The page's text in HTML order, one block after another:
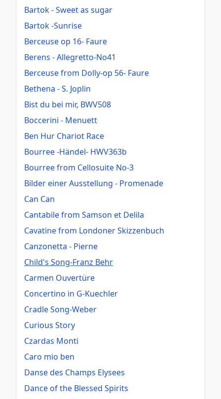
Bartok - Sweet as sugar
Bartok -Sunrise
Berceuse op 16- Faure
Berens - Allegretto-No41
Berceuse from Dolly-op 56- Faure
Bethena - S. Joplin
Bist du bei mir, BWV508
Boccerini - Menuett
Ben Hur Chariot Race
Bourree -Händel- HWV363b
Bourree from Cellosuite No-3
Bilder einer Ausstellung - Promenade
Can Can
Cantabile from Samson et Delila
Cavatine from Londoner Skizzenbuch
Canzonetta - Pierne
Child's Song-Franz Behr
Carmen Ouvertüre
Concertino in G-Kuechler
Cradle Song-Weber
Curious Story
Czardas Monti
Caro mio ben
Danse des Champs Elysees
Dance of the Blessed Spirits